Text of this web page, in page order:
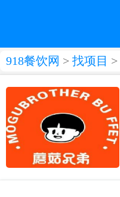
918餐饮网 > 找项目 >